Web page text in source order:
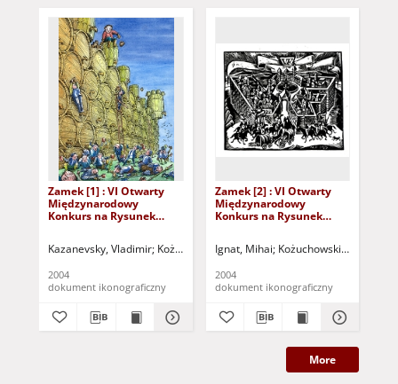
Zamek [1] : VI Otwarty
Międzynarodowy
Konkurs na Rysunek
Kazanevsky, Vladimir Kożuchowski Ośrodek Kultury i Sportu "Zamek"
2004
dokument ikonograficzny
Zamek [2] : VI Otwarty
Międzynarodowy
Konkurs na Rysunek
Ignat, Mihai Kożuchowski Ośrodek
2004
dokument ikonograficzny
More